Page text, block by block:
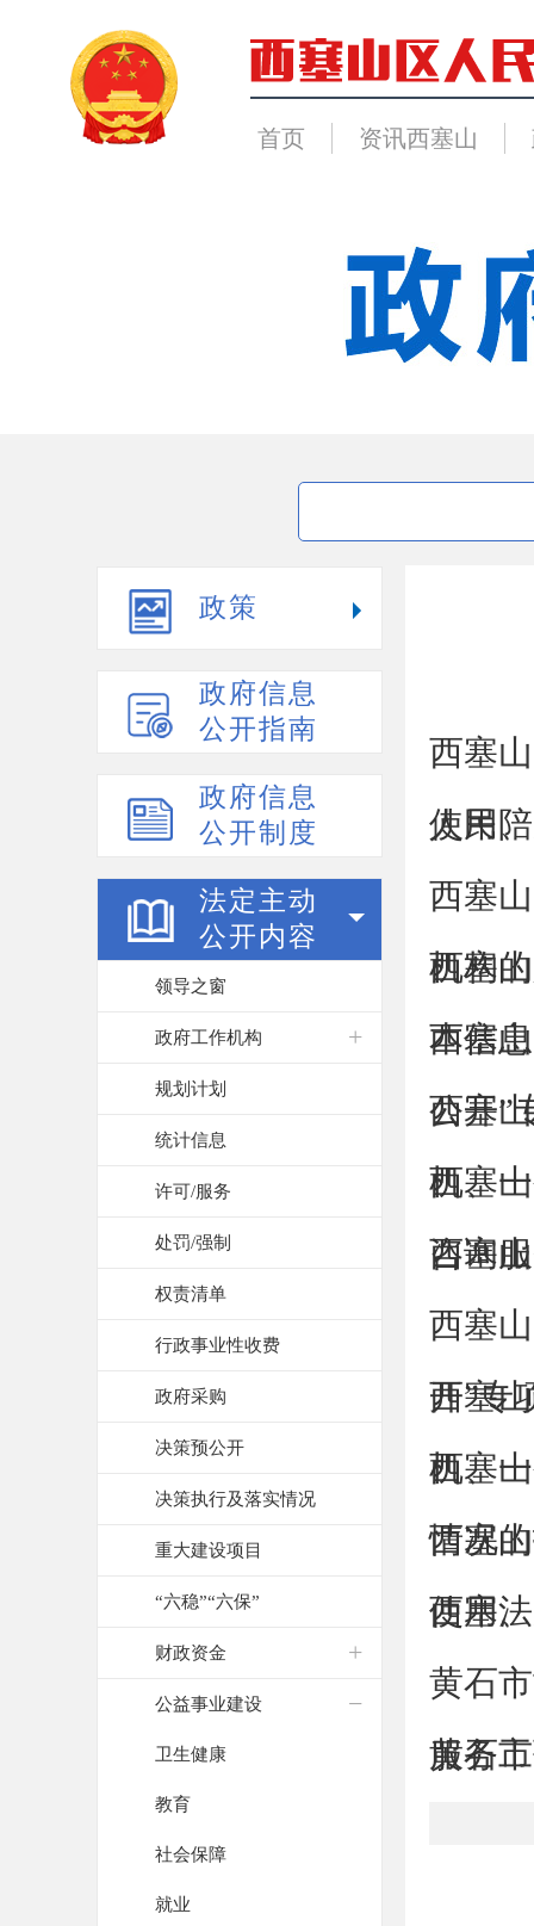
首页 资讯西塞山
政策
政府信息
公开指南
政府信息
公开制度
法定主动
公开内容
领导之窗
政府工作机构
规划计划
统计信息
许可/服务
处罚/强制
权责清单
行政事业性收费
政府采购
决策预公开
决策执行及落实情况
重大建设项目
“六稳”“六保”
财政资金
公益事业建设
卫生健康
教育
社会保障
就业
西塞
使用
人民
西塞
机构
西塞
本信息
西塞
公开”
西塞
机、
西塞
咨询
西塞
西塞
开”专
西塞
机、
西塞
情况
西塞
使用
西塞
黄石
服务
黄石